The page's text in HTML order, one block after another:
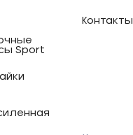
Sport
Контакты